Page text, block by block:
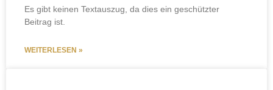
Es gibt keinen Textauszug, da dies ein geschützter
Beitrag ist.
WEITERLESEN »